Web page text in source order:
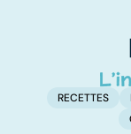
RECETTES